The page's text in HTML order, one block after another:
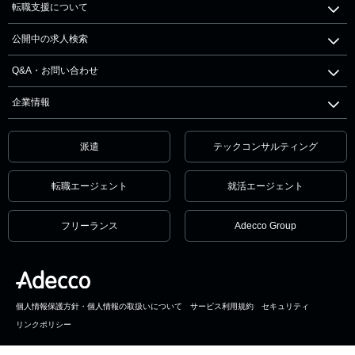
転職支援について
公開中の求人検索
Q&A・お問い合わせ
企業情報
派遣 テックコンサルティング
転職エージェント 就活エージェント
フリーランス Adecco Group
個人情報保護方針・個人情報の取扱いについて サービス利用規約 セキュリティ
リンクポリシー